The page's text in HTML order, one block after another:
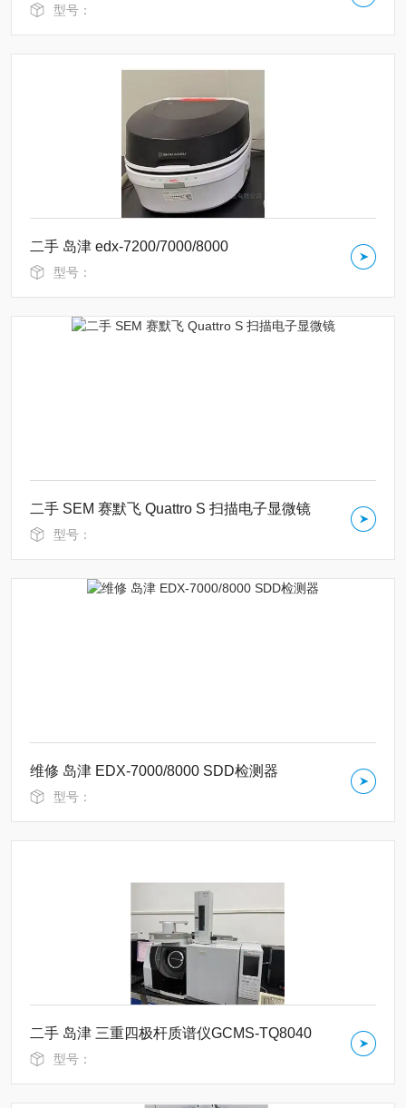
型号：
二手 岛津 edx-7200/7000/8000
型号：
二手 SEM 赛默飞 Quattro S 扫描电子显微镜
型号：
维修 岛津 EDX-7000/8000 SDD检测器
型号：
二手 岛津 三重四极杆质谱仪GCMS-TQ8040
型号：